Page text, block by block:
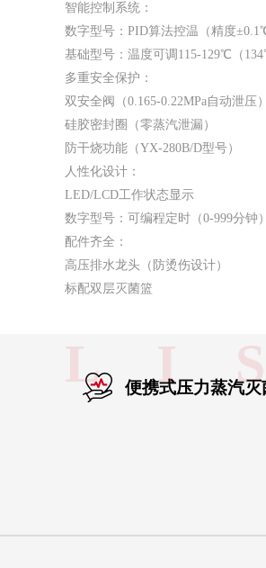
智能控制系统：
数字型号：PID算法控温（精度
基础型号：温度可调115-129℃（
多重安全保护：
双安全阀（0.165-0.22MPa自动泄压）
硅胶密封圈（零蒸汽泄漏）
防干烧功能（YX-280B/D型号）
人性化设计：
LED/LCD工作状态显示
数字型号：可编程定时（0-999分钟）
配件齐全：
高压排水龙头（防烫伤设计）
标配双层灭菌篮
便携式压力蒸汽
L I